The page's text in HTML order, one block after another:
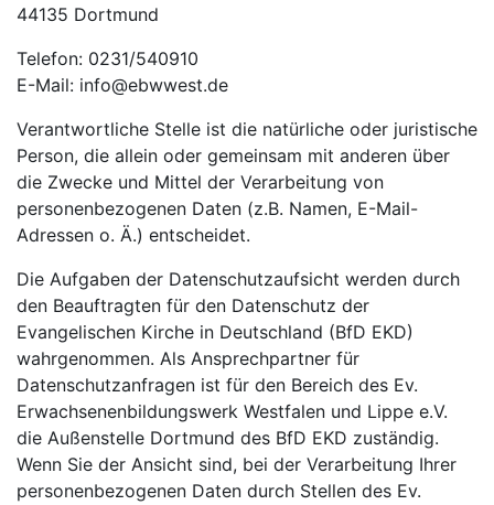
44135 Dortmund
Telefon: 0231/540910
E-Mail: info@ebwwest.de
Verantwortliche Stelle ist die natürliche oder juristische
Person, die allein oder gemeinsam mit anderen über
die Zwecke und Mittel der Verarbeitung von
personenbezogenen Daten (z.B. Namen, E-Mail-
Adressen o. Ä.) entscheidet.
Die Aufgaben der Datenschutzaufsicht werden durch
den Beauftragten für den Datenschutz der
Evangelischen Kirche in Deutschland (BfD EKD)
wahrgenommen. Als Ansprechpartner für
Datenschutzanfragen ist für den Bereich des Ev.
Erwachsenenbildungswerk Westfalen und Lippe e.V.
die Außenstelle Dortmund des BfD EKD zuständig.
Wenn Sie der Ansicht sind, bei der Verarbeitung Ihrer
personenbezogenen Daten durch Stellen des Ev.